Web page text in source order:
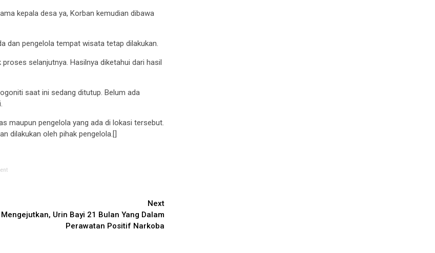
kepala desa ya, Korban kemudian dibawa
dan pengelola tempat wisata tetap dilakukan.
selanjutnya. Hasilnya diketahui dari hasil
saat ini sedang ditutup. Belum ada
maupun pengelola yang ada di lokasi tersebut.
dilakukan oleh pihak pengelola.[]
Next
Mengejutkan, Urin Bayi 21 Bulan Yang Dalam
Perawatan Positif Narkoba